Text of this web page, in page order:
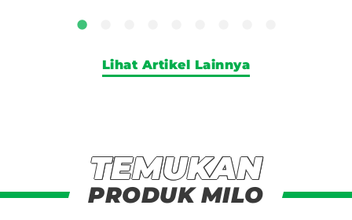
Lihat Artikel Lainnya
Temukan Produk Milo
TEMUKAN
PRODUK MILO